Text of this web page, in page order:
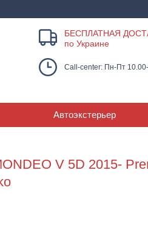
БЕСПЛАТНАЯ
по Украине
Call-center: Пн-Пт
Автоэкстерьер
V 5D 2015-